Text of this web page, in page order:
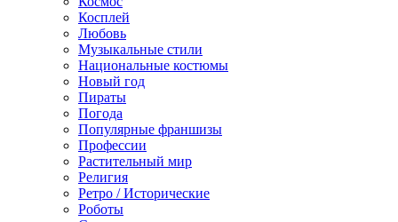
Косплей
Любовь
Музыкальные стили
Национальные костюмы
Новый год
Пираты
Погода
Популярные франшизы
Профессии
Растительный мир
Религия
Ретро / Исторические
Роботы